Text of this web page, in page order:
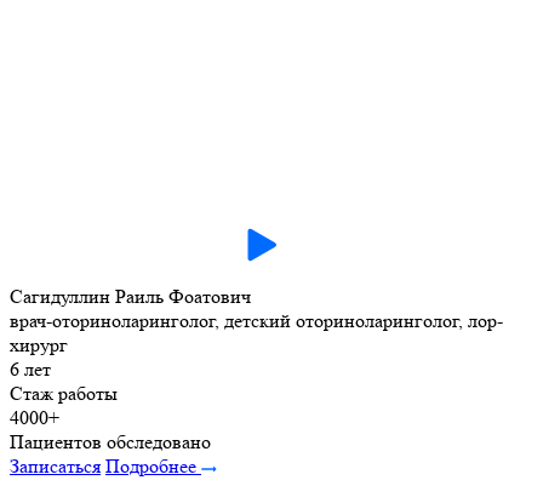
Сагидуллин Раиль Фоатович
врач-оториноларинголог, детский оториноларинголог, лор-
хирург
6 лет
Стаж работы
4000+
Пациентов обследовано
Записаться Подробнее